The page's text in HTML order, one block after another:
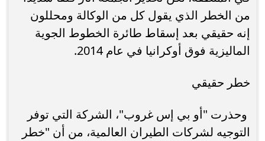
من الخطر الذي يقول كل من الوكالة ومحللون
إنه حقيقي بعد إسقاط طائرة الخطوط الجوية
الماليزية فوق أوكرانيا في عام 2014.
خطر حقيقي
وحذرت "أو بي إس غروب"، الشركة التي توفر
التوجيه لشركات الطيران العالمية، من أن "خطر